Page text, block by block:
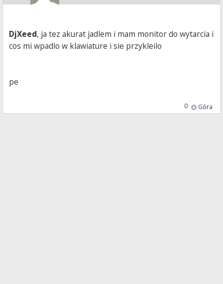
DjXeed, ja tez akurat jadlem i mam monitor do wytarcia i
cos mi wpadlo w klawiature i sie przykleilo
pe
Góra
0